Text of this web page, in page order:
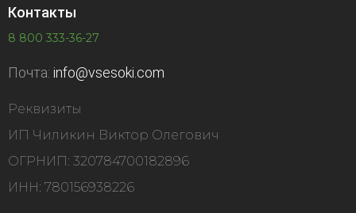
Контакты
8 800 333-36-27
Почта: info@vsesoki.com
Реквизиты
ИП Чиликин Виктор Олегович
ОГРНИП: 320784700182896
ИНН: 780156938226